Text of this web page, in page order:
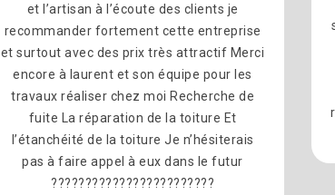
et l’artisan à l’écoute des clients je
recommander fortement cette entreprise
et surtout avec des prix très attractif Merci
encore à laurent et son équipe pour les
travaux réaliser chez moi Recherche de
fuite La réparation de la toiture Et
l’étanchéité de la toiture Je n’hésiterais
pas à faire appel à eux dans le futur
????????????????????????